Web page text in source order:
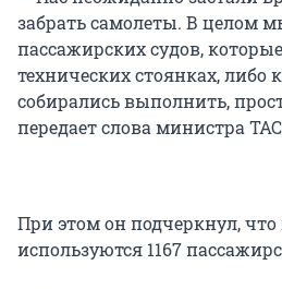
забрать самолеты. В целом
пассажирских судов,
технических стоянках, либо
собирались выполнить,
передает слова министра
При этом он подчеркнул, что
используются 1167